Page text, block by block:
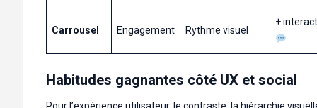
Carrousel Engagement Rythme visuel
+
Habitudes gagnantes côté UX et social